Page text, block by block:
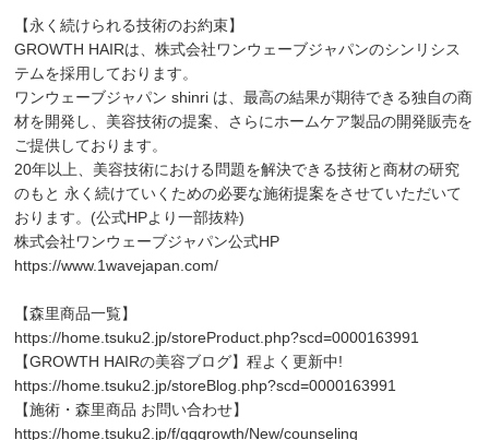
【永く続けられる技術のお約束】
GROWTH HAIRは、株式会社ワンウェーブジャパンのシンリシス
テムを採用しております。
ワンウェーブジャパン shinri は、最高の結果が期待できる独自の商
材を開発し、美容技術の提案、さらにホームケア製品の開発販売を
ご提供しております。
20年以上、美容技術における問題を解決できる技術と商材の研究
のもと 永く続けていくための必要な施術提案をさせていただいて
おります。(公式HPより一部抜粋)
株式会社ワンウェーブジャパン公式HP
https://www.1wavejapan.com/
【森里商品一覧】
https://home.tsuku2.jp/storeProduct.php?scd=0000163991
【GROWTH HAIRの美容ブログ】程よく更新中!
https://home.tsuku2.jp/storeBlog.php?scd=0000163991
【施術・森里商品 お問い合わせ】
https://home.tsuku2.jp/f/gggrowth/New/counseling